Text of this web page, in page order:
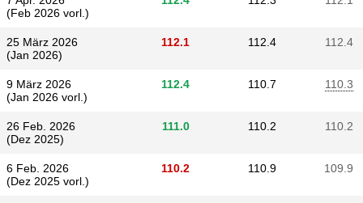
(Feb 2026 vorl.)
25 März 2026
(Jan 2026)
112.1 112.4 112.4
9 März 2026
(Jan 2026 vorl.)
112.4 110.7 110.3
26 Feb. 2026
(Dez 2025)
111.0 110.2 110.2
6 Feb. 2026
(Dez 2025 vorl.)
110.2 110.9 109.9